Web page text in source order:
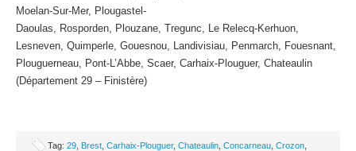
Moelan-Sur-Mer, Plougastel-
Daoulas, Rosporden, Plouzane, Tregunc, Le Relecq-Kerhuon,
Lesneven, Quimperle, Gouesnou, Landivisiau, Penmarch, Fouesnant,
Plouguerneau, Pont-L’Abbe, Scaer, Carhaix-Plouguer, Chateaulin
(Département 29 – Finistère)
Tag: 29 Brest Carhaix-Plouguer, Chateaulin Concarneau Crozon